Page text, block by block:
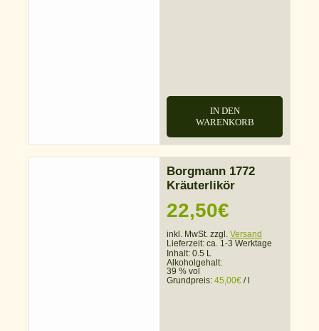
IN DEN
WARENKORB
Borgmann 1772
Kräuterlikör
22,50€
inkl. MwSt. zzgl. Versand
Lieferzeit: ca. 1-3 Werktage
Inhalt: 0.5 L
Alkoholgehalt:
39 % vol
Grundpreis: 45,00€ /